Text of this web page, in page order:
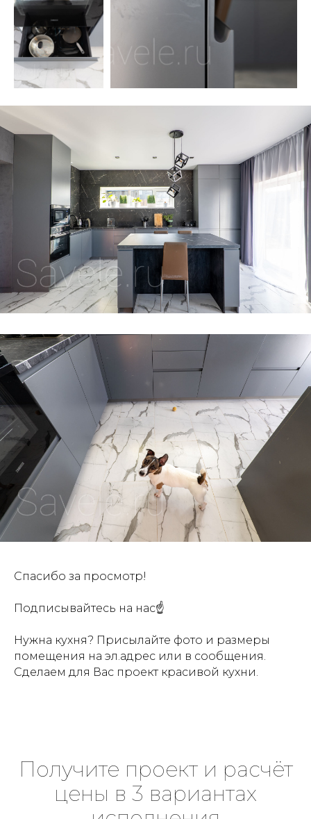
Спасибо за просмотр!
Подписывайтесь на нас☝
Нужна кухня? Присылайте фото и размеры
помещения на эл.адрес или в сообщения.
Сделаем для Вас проект красивой кухни.
Получите проект и расчёт
цены в 3 вариантах